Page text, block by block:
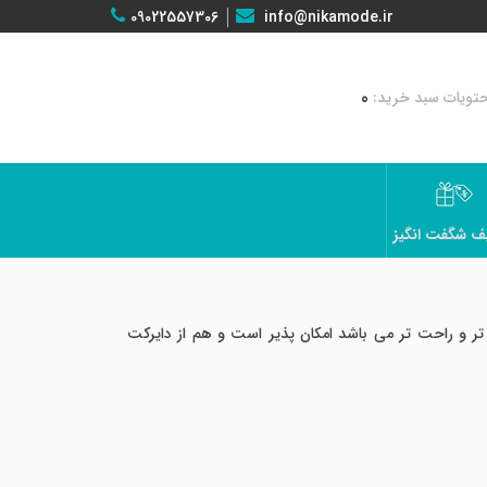
09022557306 info@nikamode.ir
0
شگفت انگیز
و راحت تر می باشد امکان پذیر است و هم از دایرکت